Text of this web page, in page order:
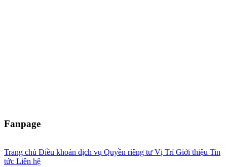
Fanpage
Trang chủ Điều khoản dịch vụ Quyền riêng tư Vị Trí Giới thiệu Tin
tức Liên hệ